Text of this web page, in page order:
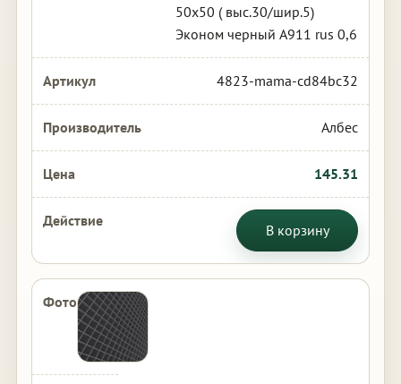
50х50 ( выс.30/шир.5)
Эконом черный А911 rus 0,6
4823-mama-cd84bc32
Албес
145.31
В корзину